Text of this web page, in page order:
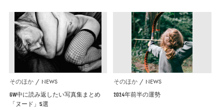
そのほか NEWS
GW中に読み返したい写真集まとめ
「ヌード」5選
そのほか NEWS
2024年前半の運勢